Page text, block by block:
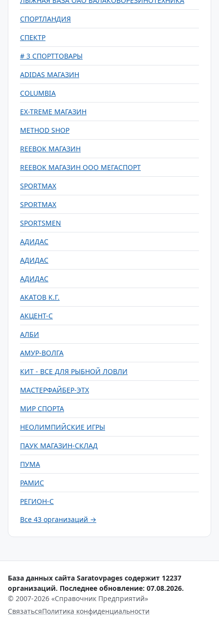
СПОРТЛАНДИЯ
СПЕКТР
# 3 СПОРТТОВАРЫ
ADIDAS МАГАЗИН
COLUMBIA
EX-TREME МАГАЗИН
METHOD SHOP
REEBOK МАГАЗИН
REEBOK МАГАЗИН ООО МЕГАСПОРТ
SPORTMAX
SPORTMAX
SPORTSMEN
АДИДАС
АДИДАС
АДИДАС
АКАТОВ К.Г.
АКЦЕНТ-С
АЛБИ
АМУР-ВОЛГА
КИТ - ВСЕ ДЛЯ РЫБНОЙ ЛОВЛИ
МАСТЕРФАЙБЕР-ЭТХ
МИР СПОРТА
НЕОЛИМПИЙСКИЕ ИГРЫ
ПАУК МАГАЗИН-СКЛАД
ПУМА
РАМИС
РЕГИОН-С
Все 43 организаций →
База данных сайта Saratovpages содержит 12237
организаций. Последнее обновление: 07.08.2026.
© 2007-2026 «Справочник Предприятий»
СвязатьсяПолитика конфиденциальности